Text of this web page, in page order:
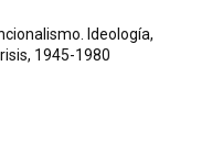
Ideología,
1945-1980